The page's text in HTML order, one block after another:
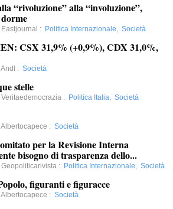
“rivoluzione” alla “involuzione”,
Eastjournal : Politica Internazionale, Società
CSX 31,9% (+0,9%), CDX 31,0%,
Andl : Società
stelle
Veritaedemocrazia : Politica Italia, Società
Albertocapece : Società
per la Revisione Interna
bisogno di trasparenza dello...
Geopoliticarivista : Politica Internazionale, Società
figuranti e figuracce
Albertocapece : Società